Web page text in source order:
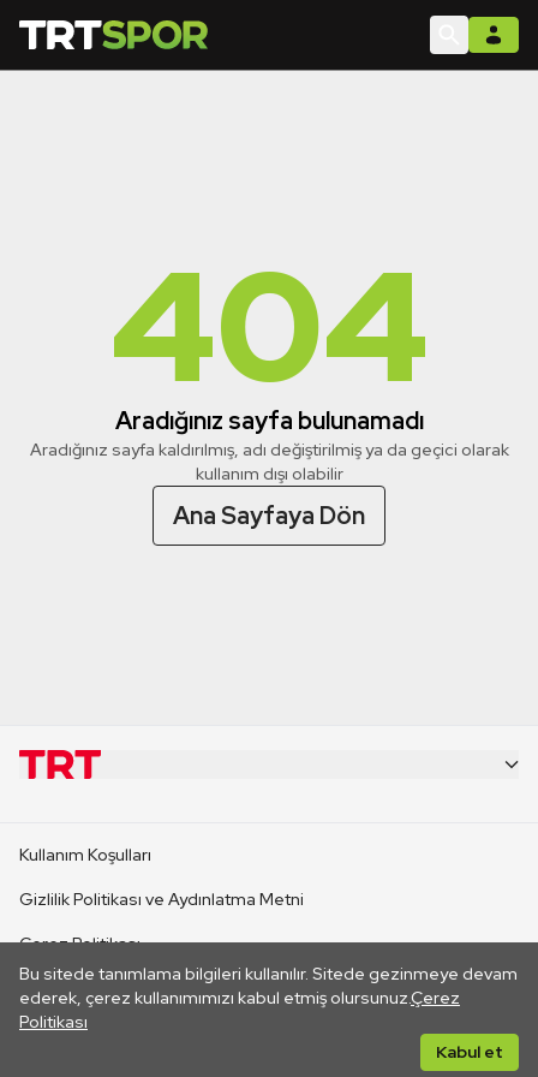
404
Aradığınız sayfa bulunamadı
Aradığınız sayfa kaldırılmış, adı değiştirilmiş ya da geçici olarak
kullanım dışı olabilir
Ana Sayfaya Dön
Bu sitede tanımlama bilgileri kullanılır. Sitede gezinmeye devam
ederek, çerez kullanımımızı kabul etmiş olursunuz.Çerez
Politikası
Kabul et
CANLI YAYINLAR
Kullanım Koşulları
Gizlilik Politikası ve Aydınlatma Metni
Çerez Politikası
İletişim
Her hakkı saklıdır. ©2026 TRT. Bağlantı yoluyla gidilen dış